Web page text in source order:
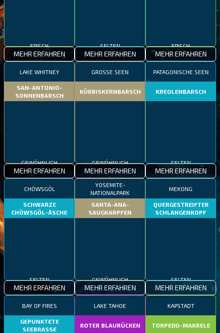
EPISCH
MEHR ERFAHREN
SELTEN
MEHR ERFAHREN
EPISCH
MEHR ERFAHREN
LAKE WHITNEY
SAN-ANTONIO-
SONNENBARSCH
GEWÖHNLICH
MEHR ERFAHREN
GROSSE SEEN
KÜRBISKERNBARSCH
GEWÖHNLICH
MEHR ERFAHREN
PATAGONISCHE SEEN
KREOLENBARSCH
SELTEN
MEHR ERFAHREN
CHÖWSGÖL
SCHWARZE
CHÖWSGÖL-ÄSCHE
SELTEN
MEHR ERFAHREN
YOSEMITE-
NATIONALPARK
SANTA-ANA-
SAUGKARPFEN
GEWÖHNLICH
MEHR ERFAHREN
MEKONG
QUERGESTREIFTER
SCHLANGENKOPF
SELTEN
MEHR ERFAHREN
BAY OF FIRES
GEPUNKTETE
SEEBRASSE
LAKE TAHOE
ROTER BLAURÜCKEN
KAPSTADT
TORPEDO-MAKRELE